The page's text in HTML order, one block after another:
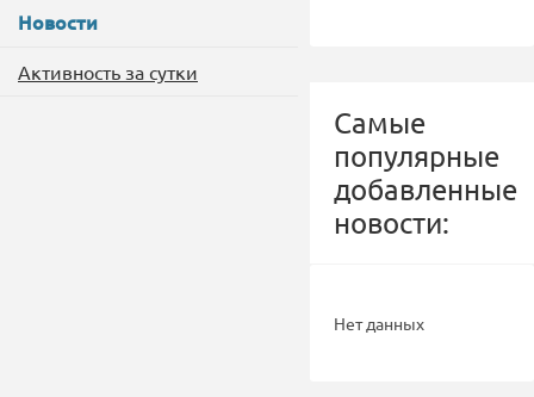
Новости
Активность за сутки
Самые
популярные
добавленные
новости:
Нет данных